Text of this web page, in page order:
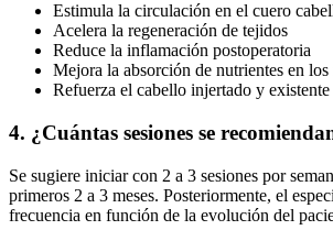
Estimula la circulación en el cuero
Acelera la regeneración de tejidos
Reduce la inflamación postoperatoria
Mejora la absorción de nutrientes en
Refuerza el cabello injertado y existente
4. ¿Cuántas sesiones se
Se sugiere iniciar con 2 a 3 sesiones por
primeros 2 a 3 meses. Posteriormente, el
frecuencia en función de la evolución del